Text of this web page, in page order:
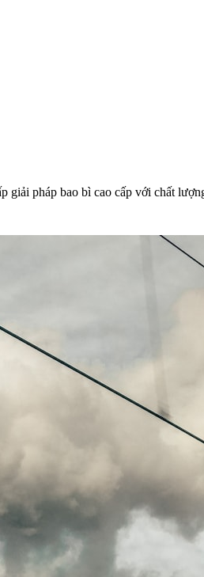
pháp bao bì cao cấp với chất